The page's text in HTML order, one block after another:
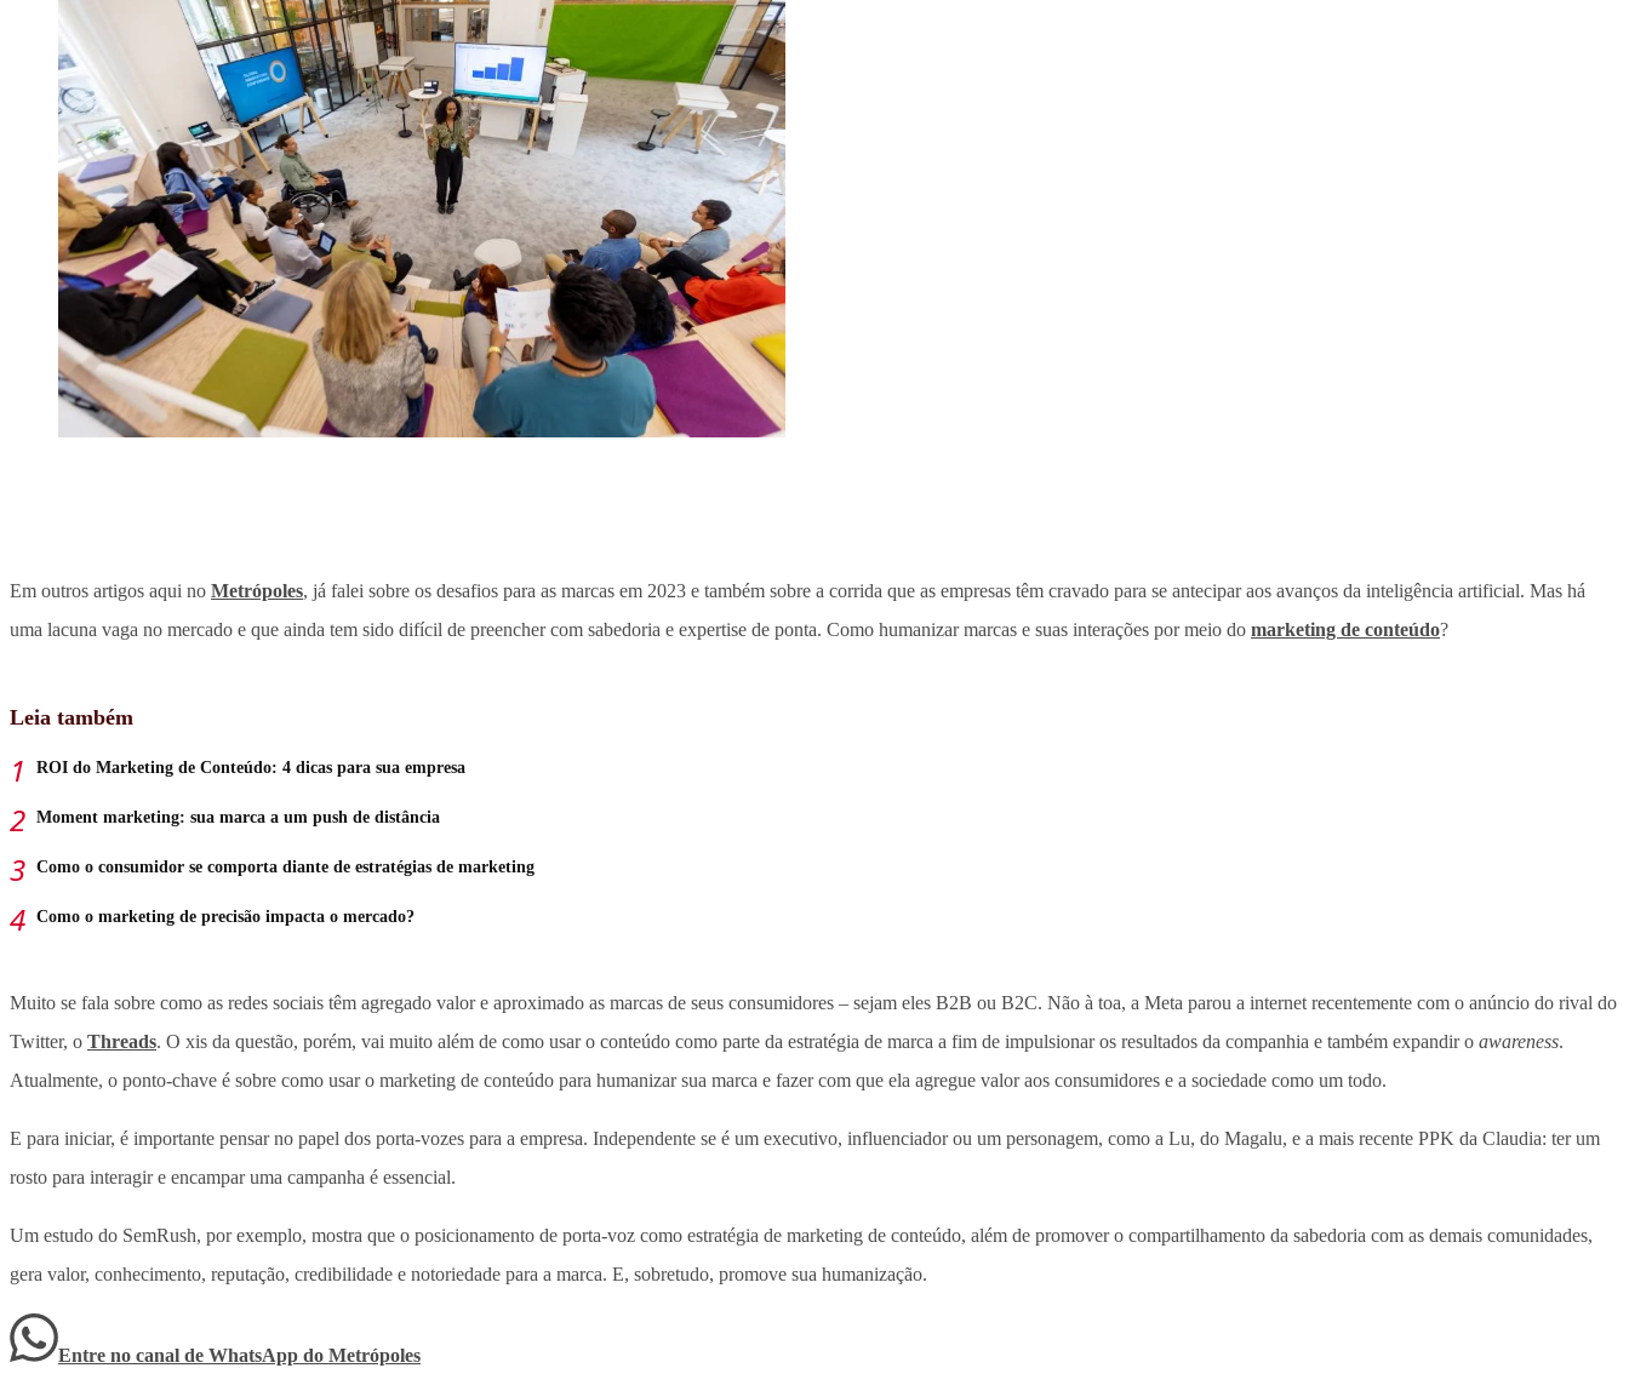
Em outros artigos aqui no Metrópoles, já falei sobre os desafios para as marcas em 2023 e também sobre a corrida que as empresas têm cravado para se antecipar aos avanços da inteligência artificial. Mas há
uma lacuna vaga no mercado e que ainda tem sido difícil de preencher com sabedoria e expertise de ponta. Como humanizar marcas e suas interações por meio do marketing de conteúdo?
Leia também
ROI do Marketing de Conteúdo: 4 dicas para sua empresa
Moment marketing: sua marca a um push de distância
Como o consumidor se comporta diante de estratégias de marketing
Como o marketing de precisão impacta o mercado?
Muito se fala sobre como as redes sociais têm agregado valor e aproximado as marcas de seus consumidores – sejam eles B2B ou B2C. Não à toa, a Meta parou a internet recentemente com o anúncio do rival do
Twitter, o Threads. O xis da questão, porém, vai muito além de como usar o conteúdo como parte da estratégia de marca a fim de impulsionar os resultados da companhia e também expandir o awareness.
Atualmente, o ponto-chave é sobre como usar o marketing de conteúdo para humanizar sua marca e fazer com que ela agregue valor aos consumidores e a sociedade como um todo.
E para iniciar, é importante pensar no papel dos porta-vozes para a empresa. Independente se é um executivo, influenciador ou um personagem, como a Lu, do Magalu, e a mais recente PPK da Claudia: ter um
rosto para interagir e encampar uma campanha é essencial.
Um estudo do SemRush, por exemplo, mostra que o posicionamento de porta-voz como estratégia de marketing de conteúdo, além de promover o compartilhamento da sabedoria com as demais comunidades,
gera valor, conhecimento, reputação, credibilidade e notoriedade para a marca. E, sobretudo, promove sua humanização.
Entre no canal de WhatsApp do Metrópoles